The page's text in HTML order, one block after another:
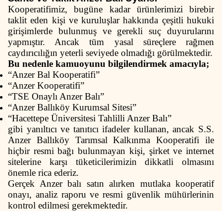
Kooperatifimiz, bugüne kadar ürünlerimizi birebir
taklit eden kişi ve kuruluşlar hakkında çeşitli hukuki
girişimlerde bulunmuş ve gerekli suç duyurularını
yapmıştır. Ancak tüm yasal süreçlere rağmen
caydırıcılığın yeterli seviyede olmadığı görülmektedir.
Bu nedenle kamuoyunu bilgilendirmek amacıyla;
“Anzer Bal Kooperatifi”
“Anzer Kooperatifi”
“TSE Onaylı Anzer Balı”
“Anzer Ballıköy Kurumsal Sitesi”
“Hacettepe Üniversitesi Tahlilli Anzer Balı”
gibi yanıltıcı ve tanıtıcı ifadeler kullanan, ancak S.S.
Anzer Ballıköy Tarımsal Kalkınma Kooperatifi ile
hiçbir resmi bağı bulunmayan kişi, şirket ve internet
sitelerine karşı tüketicilerimizin dikkatli olmasını
önemle rica ederiz.
Gerçek Anzer balı satın alırken mutlaka kooperatif
onayı, analiz raporu ve resmi güvenlik mühürlerinin
kontrol edilmesi gerekmektedir.